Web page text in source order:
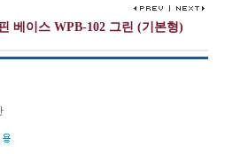
베이스 WPB-102 그린 (기본형)